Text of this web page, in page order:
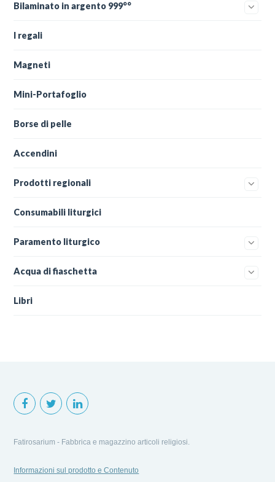
Bilaminato in argento 999°°
I regali
Magneti
Mini-Portafoglio
Borse di pelle
Accendini
Prodotti regionali
Consumabili liturgici
Paramento liturgico
Acqua di fiaschetta
Libri
Fatirosarium - Fabbrica e magazzino articoli religiosi.
Informazioni sul prodotto e Contenuto